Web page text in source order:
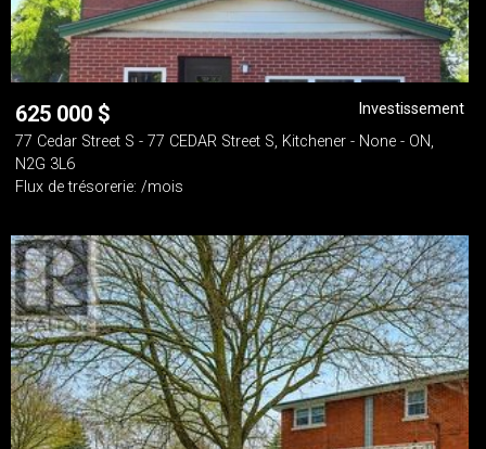
625 000 $
Investissement
77 Cedar Street S - 77 CEDAR Street S, Kitchener - None - ON,
N2G 3L6
Flux de trésorerie: /mois